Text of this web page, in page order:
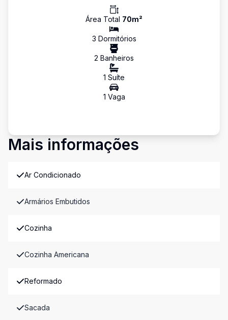
Área Total 70m²
3 Dormitórios
2 Banheiros
1 Suíte
1 Vaga
Mais informações
Ar Condicionado
Armários Embutidos
Cozinha
Cozinha Americana
Reformado
Sacada